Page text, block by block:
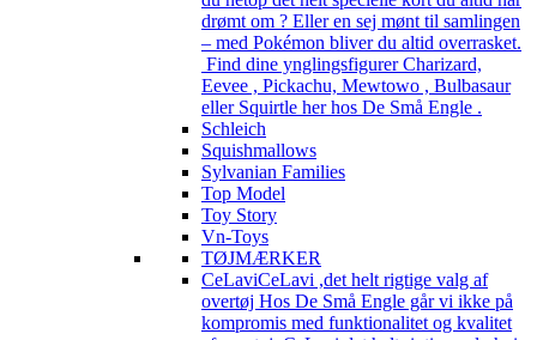
drømt om ? Eller en sej mønt til samlingen
– med Pokémon bliver du altid overrasket.
Find dine ynglingsfigurer Charizard,
Eevee , Pickachu, Mewtowo , Bulbasaur
eller Squirtle her hos De Små Engle .
Schleich
Squishmallows
Sylvanian Families
Top Model
Toy Story
Vn-Toys
TØJMÆRKER
CeLaviCeLavi ,det helt rigtige valg af
overtøj Hos De Små Engle går vi ikke på
kompromis med funktionalitet og kvalitet